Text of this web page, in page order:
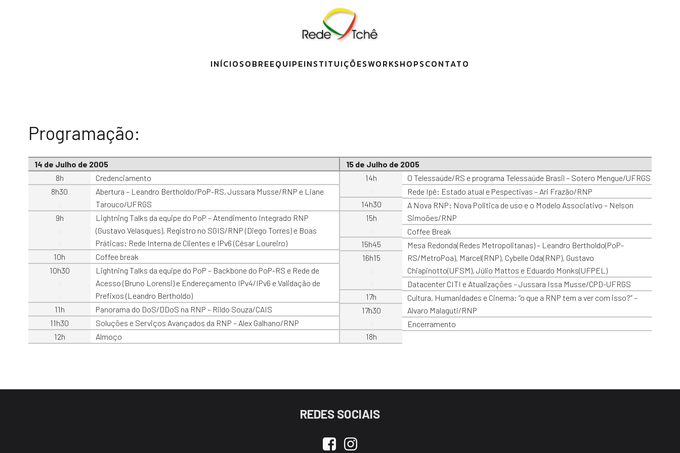
INÍCIOSOBREEQUIPEINSTITUIÇÕESWORKSHOPSCONTATO
Programação:
14 de Julho de 2005
15 de Julho de 2005
8h
8h30
9h
10h
10h30
11h
11h30
12h
Credenciamento
Abertura – Leandro Bertholdo/PoP-RS, Jussara Musse/RNP e Liane
Tarouco/UFRGS
Lightning Talks da equipe do PoP – Atendimento Integrado RNP
(Gustavo Velasques), Registro no SGIS/RNP (Diego Torres) e Boas
Práticas: Rede Interna de Clientes e IPv6 (César Loureiro)
Coffee break
Lightning Talks da equipe do PoP – Backbone do PoP-RS e Rede de
Acesso (Bruno Lorensi) e Endereçamento IPv4/IPv6 e Validação de
Prefixos (Leandro Bertholdo)
Panorama do DoS/DDoS na RNP – Rildo Souza/CAIS
Soluções e Serviços Avançados da RNP – Alex Galhano/RNP
Almoço
14h
14h30
15h
15h45
16h15
17h
17h30
18h
O Telessaúde/RS e programa Telessaúde Brasil – Sotero Mengue/UFRGS
Rede Ipê: Estado atual e Pespectivas – Ari Frazão/RNP
A Nova RNP: Nova Politica de uso e o Modelo Associativo – Nelson
Simoões/RNP
Coffee Break
Mesa Redonda(Redes Metropolitanas) – Leandro Bertholdo(PoP-
RS/MetroPoa), Marcel(RNP), Cybelle Oda(RNP), Gustavo
Chiapinotto(UFSM), Júlio Mattos e Eduardo Monks(UFPEL)
Datacenter CITI e Atualizações – Jussara Issa Musse/CPD-UFRGS
Cultura, Humanidades e Cinema: “o que a RNP tem a ver com isso?” –
Alvaro Malaguti/RNP
Encerramento
REDES SOCIAIS